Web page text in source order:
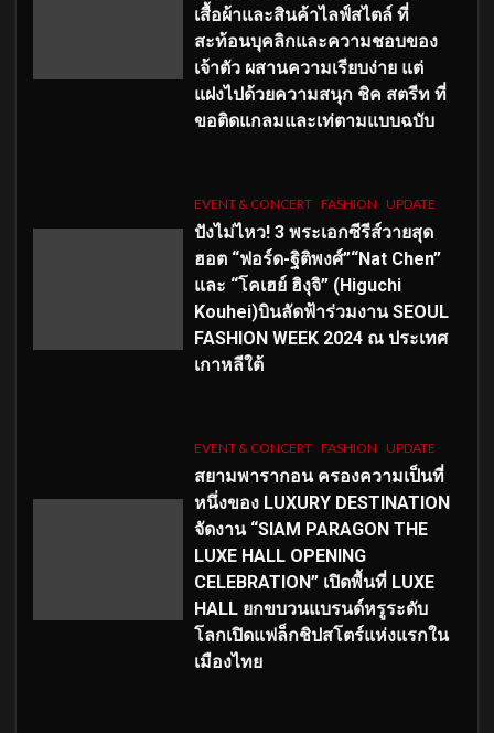
เสื้อผ้าและสินค้าไลฟ์สไตล์ ที่
สะท้อนบุคลิกและความชอบของ
เจ้าตัว ผสานความเรียบง่าย แต่
แฝงไปด้วยความสนุก ชิค สตรีท ที่
ขอติดแกลมและเท่ตามแบบฉบับ
EVENT & CONCERT FASHION UPDATE
ปังไม่ไหว! 3 พระเอกซีรีส์วายสุด
ฮอต “ฟอร์ด-ฐิติพงศ์”“Nat Chen”
และ “โคเฮย์ ฮิงุจิ” (Higuchi
Kouhei)บินลัดฟ้าร่วมงาน SEOUL
FASHION WEEK 2024 ณ ประเทศ
เกาหลีใต้
EVENT & CONCERT FASHION UPDATE
สยามพารากอน ครองความเป็นที่
หนึ่งของ LUXURY DESTINATION
จัดงาน “SIAM PARAGON THE
LUXE HALL OPENING
CELEBRATION” เปิดพื้นที่ LUXE
HALL ยกขบวนแบรนด์หรูระดับ
โลกเปิดแฟล็กชิปสโตร์แห่งแรกใน
เมืองไทย